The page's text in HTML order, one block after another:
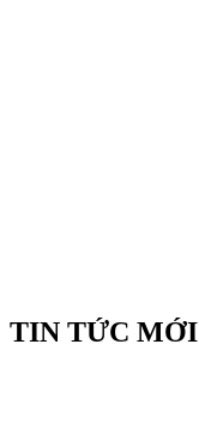
TIN TỨC MỚI